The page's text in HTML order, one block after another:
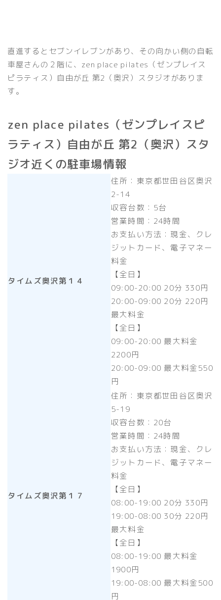
直進するとセブンイレブンがあり、その向かい側の自転
車屋さんの２階に、zen place pilates（ゼンプレイス
ピラティス）自由が丘 第2（奥沢）スタジオがありま
す。
zen place pilates（ゼンプレイスピ
ラティス）自由が丘 第2（奥沢）スタ
ジオ近くの駐車場情報
タイムズ奥沢第１４
住所：東京都世田谷区奥沢
2-14
収容台数：5台
営業時間：24時間
お支払い方法：現金、クレ
ジットカード、電子マネー
料金
【全日】
09:00-20:00 20分 330円
20:00-09:00 20分 220円
最大料金
【全日】
09:00-20:00 最大料金
2200円
20:00-09:00 最大料金550
円
タイムズ奥沢第１７
住所：東京都世田谷区奥沢
5-19
収容台数：20台
営業時間：24時間
お支払い方法：現金、クレ
ジットカード、電子マネー
料金
【全日】
08:00-19:00 20分 330円
19:00-08:00 30分 220円
最大料金
【全日】
08:00-19:00 最大料金
1900円
19:00-08:00 最大料金500
円